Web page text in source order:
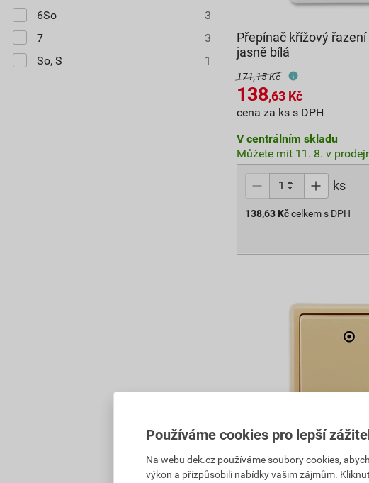
6So
3
7
3
So, S
1
Přepínač křížový řazení
jasně bílá
171,15 Kč
138,63 Kč
cena za ks s DPH
V centrálním skladu
Můžete mít 11. 8. v
ks
138,63 Kč celkem s DPH
Tlačítko řazení 1/0So
béžová
Používáme cookies pro lepší
Na webu dek.cz používáme soubory cookies,
výkon a přizpůsobili nabídky vašim zájmům.